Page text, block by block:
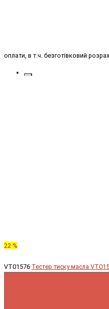
оплати, в т.ч. безготівковий
22 %
VT01576 Тестер тиску масла